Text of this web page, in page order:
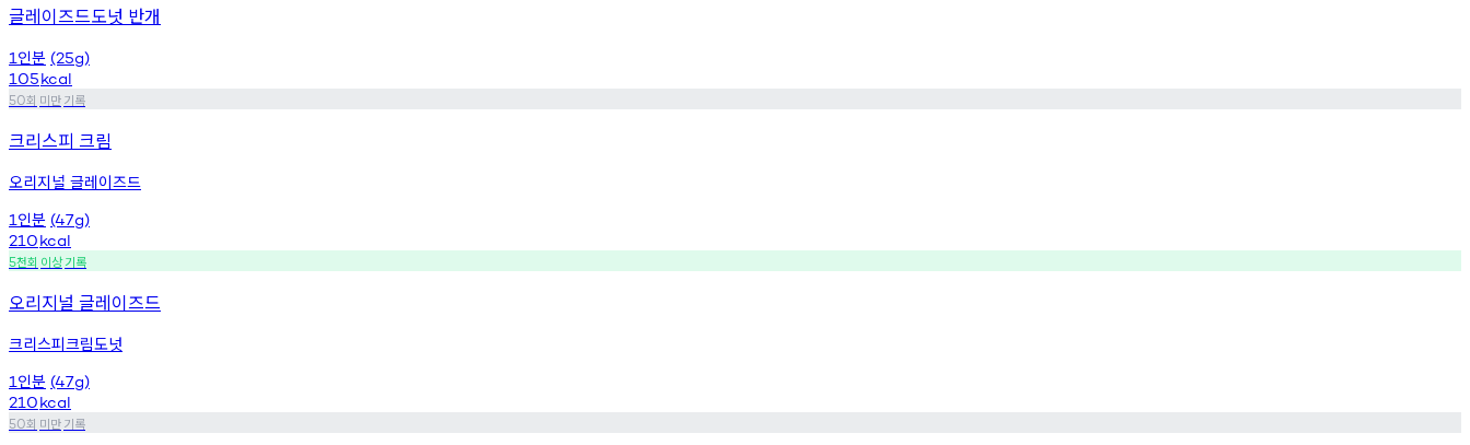
글레이즈드도넛 반개
1 인분 (25g)
105kcal
50회 미만기록
크리스피 크림
오리지널 글레이즈드
1 인분 (47g)
210kcal
5천회 이상기록
오리지널 글레이즈드
크리스피크림도넛
1 인분 (47g)
210kcal
50회 미만기록